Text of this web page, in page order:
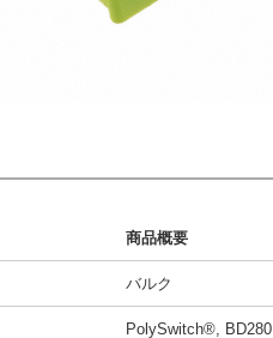
商品概要
バルク
PolySwitch®, BD280